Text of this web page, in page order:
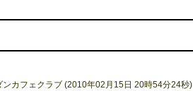
カフェクラブ (2010年02月15日 20時54分24秒)